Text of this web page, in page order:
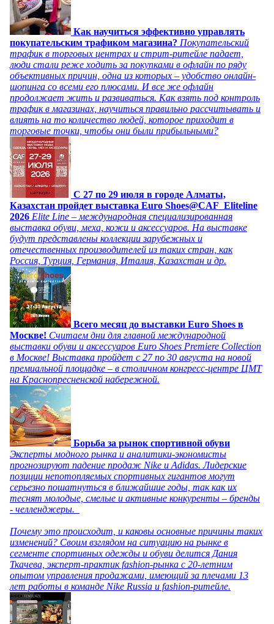
Как научиться эффективно управлять
покупательским трафиком магазина? Покупательский
трафик в торговых центрах и стрит-ритейле падает,
люди стали реже ходить за покупками в офлайн по ряду
объективных причин, одна из которых – удобство онлайн-
шопинга со всеми его плюсами. И все же офлайн
продолжает жить и развиваться. Как взять под контроль
трафик в магазинах, научиться правильно рассчитывать и
влиять на то количество людей, которое приходит в
торговые точки, чтобы они были прибыльными?
C 27 по 29 июля в городе Алматы,
Казахстан пройдет выставка Euro Shoes@CAF_Eliteline
2026 Elite Line – международная специализированная
выставка обуви, меха, кожи и аксессуаров. На выставке
будут представлены коллекции зарубежных и
отечественных производителей из таких стран, как
Россия, Турция, Германия, Италия, Казахстан и др.
Всего месяц до выставки Euro Shoes в
Москве! Считаем дни для главной международной
выставки обуви и аксессуаров Euro Shoes Premiere Collection
в Москве! Выставка пройдет с 27 по 30 августа на новой
премиальной площадке – в столичном конгресс-центре ЦМТ
на Краснопресненской набережной.
Борьба за рынок спортивной обуви
Эксперты модного рынка и аналитики-экономисты
прогнозируют падение продаж Nike и Adidas. Лидерские
позиции непотопляемых спортивных гигантов могут
серьезно пошатнуться в ближайшие годы, так как их
теснят молодые, смелые и активные конкуренты – бренды
- челленджеры.
Почему это происходит, и каковы основные причины таких
изменений? Своим взглядом на ситуацию на рынке в
сегменте спортивных одежды и обуви делится Дания
Ткачева, эксперт-практик fashion-рынка с 20-летним
опытом управления продажами, имеющий за плечами 13
лет работы в команде Nike Russia и fashion-ритейле.